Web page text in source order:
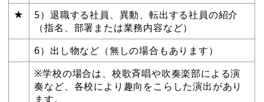
★
5）退職する社員、異動、転出する社員の紹介
（指名、部署または業務内容など）
6）出し物など（無しの場合もあります）
※学校の場合は、校歌斉唱や吹奏楽部による演
奏など、各校により趣向をこらした演出があり
ます。